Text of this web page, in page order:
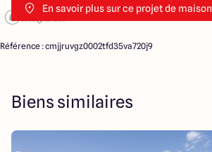
En savoir plus sur ce projet de maison
Référence : cmjjruvgz0002tfd35va720j9
Biens similaires